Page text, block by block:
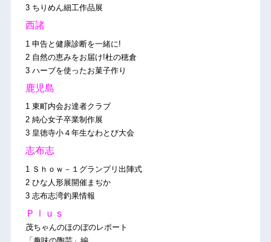
3 ちりめん細工作品展
西諸
1 申告と健康診断を一緒に!
2 自然の恵みをお届け!杜の穂倉
3 ハーブを使ったお菓子作り
鹿児島
1 東町内会お達者クラブ
2 純心女子卒業制作展
3 皇徳寺小４年生なわとび大会
志布志
1 Ｓｈｏｗ－１グランプリ出陣式
2 ひな人形展開催まぢか
3 志布志湾釣果情報
Ｐｌｕｓ
茂ちゃんのほのぼのレポート